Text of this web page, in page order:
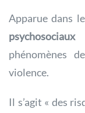
Apparue dans
psychosociaux
phénomènes
violence.
Il s’agit « des